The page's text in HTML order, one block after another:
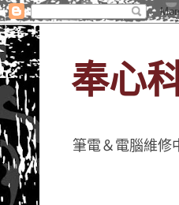
奉心
筆電＆電腦維修